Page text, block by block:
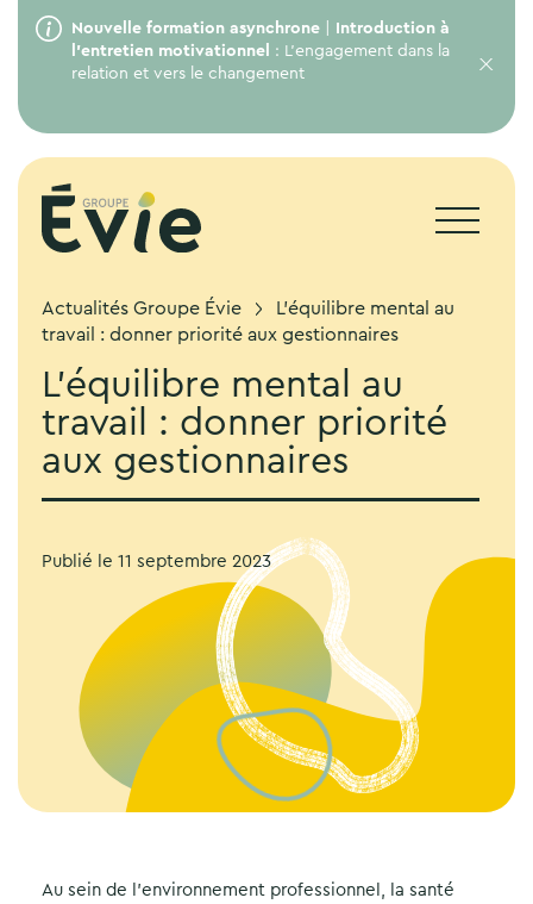
Nouvelle formation asynchrone
Introduction à
l’entretien motivationnel : L’engagement dans la
relation et vers le changement
Actualités Groupe Évie
L’équilibre mental au
travail : donner priorité aux gestionnaires
L’équilibre mental au
travail : donner priorité
aux gestionnaires
Publié le 11 septembre 2023
Au sein de l’environnement professionnel, la santé